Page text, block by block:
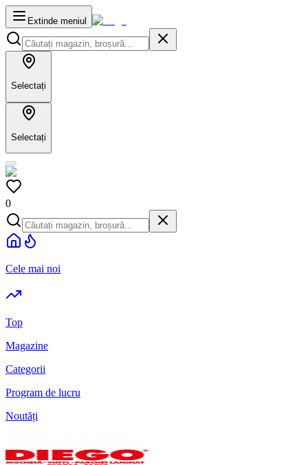
Extinde meniul
Selectați
Selectați
0
Cele mai noi
Top
Magazine
Categorii
Program de lucru
Noutăți